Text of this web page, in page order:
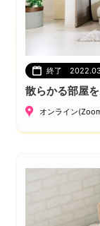
終了
散らかる部屋
オンライン(Zoom